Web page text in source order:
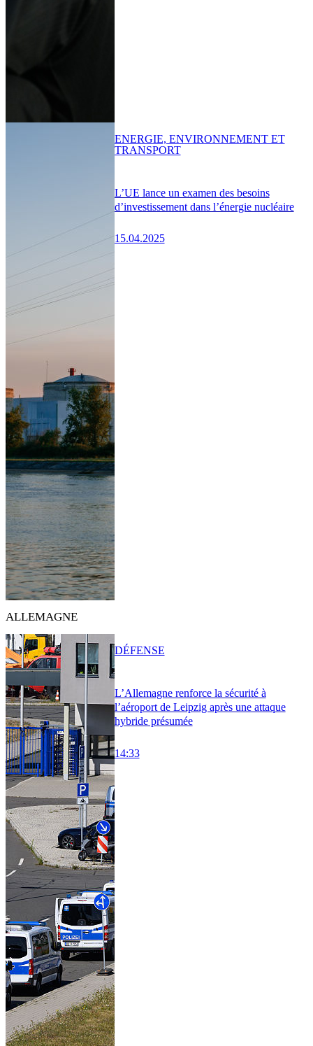
L’UE lance un examen des besoins
d’investissement dans l’énergie nucléaire
15.04.2025
ENERGIE, ENVIRONNEMENT ET
TRANSPORT
ALLEMAGNE
L’Allemagne renforce la sécurité à
l’aéroport de Leipzig après une attaque
hybride présumée
14:33
DÉFENSE